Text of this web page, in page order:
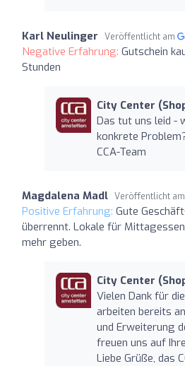
Karl Neulinger Veröffentlicht am
Negative Erfahrung: Gutschein
Stunden
City Center
Das tut uns leid -
konkrete
CCA-Team
Magdalena Madl Veröffentlicht am
Positive Erfahrung: Gute
überrennt. Lokale für
mehr geben.
City Center
Vielen Dank für
arbeiten bereits
und Erweiterung
freuen uns auf
Liebe Grüße, das